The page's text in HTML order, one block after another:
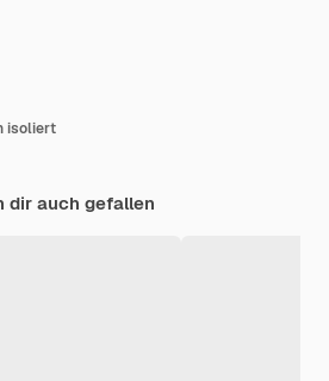
isoliert
dir auch gefallen